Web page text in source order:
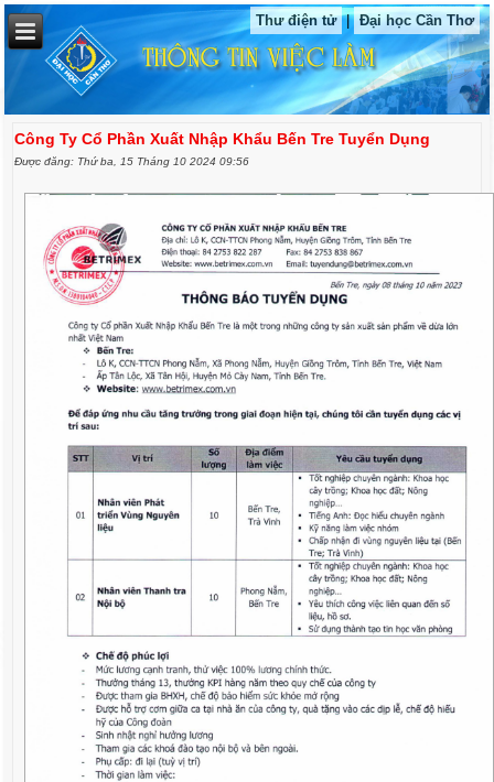
Thư điện tử | Đại học Cần Thơ
Công Ty Cổ Phần Xuất Nhập Khẩu Bến Tre Tuyển Dụng
Được đăng: Thứ ba, 15 Tháng 10 2024 09:56